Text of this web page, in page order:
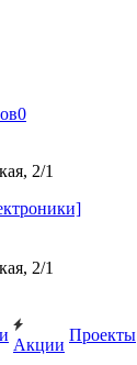
0
2/1
2/1
Акции
Проекты